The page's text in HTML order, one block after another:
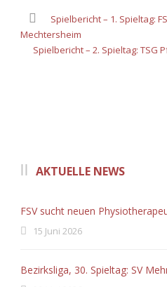
Spielbericht – 1. Spieltag:
Mechtersheim
Spielbericht – 2. Spieltag: TSG
AKTUELLE NEWS
FSV sucht neuen
15 Juni 2026
Bezirksliga, 30. Spieltag: SV